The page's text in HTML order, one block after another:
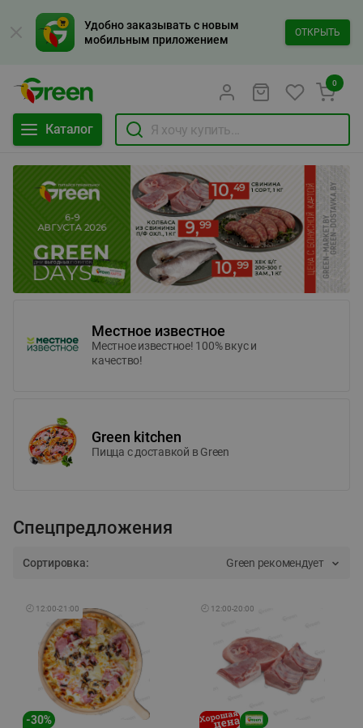
Удобно заказывать с новым
мобильным приложением
ОТКРЫТЬ
Каталог
0
Местное известное
Местное известное! 100% вкус и
качество!
Green kitchen
Пицца c доставкой в Green
Спецпредложения
Сортировка: Green рекомендует
🕘 12:00-21:00
-30%
🕘 12:00-20:00